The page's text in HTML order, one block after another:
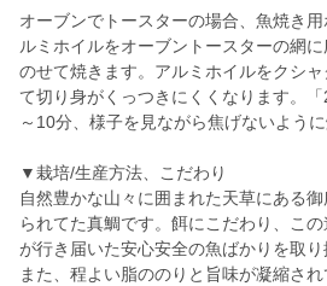
オーブンでトースターの場合、魚焼き
ルミホイルをオーブントースターの網
のせて焼きます。アルミホイルをクシ
て切り身がくっつきにくくなります。
～10分、様子を見ながら焦げないように
▼栽培/生産方法、こだわり
自然豊かな山々に囲まれた天草にある
られてた真鯛です。餌にこだわり、こ
が行き届いた安心安全の魚ばかりを取り
また、程よい脂ののりと旨味が凝縮さ